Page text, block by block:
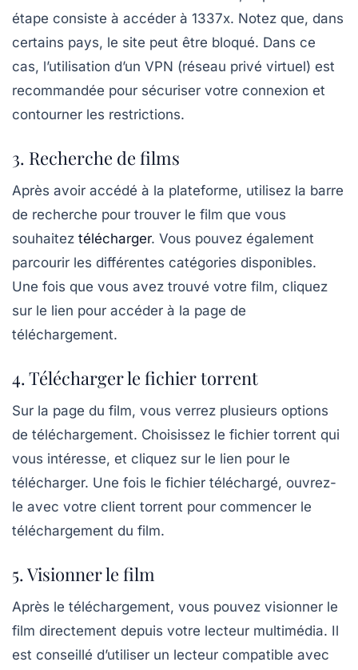
étape consiste à accéder à 1337x. Notez que, dans
certains pays, le site peut être bloqué. Dans ce
cas, l’utilisation d’un VPN (réseau privé virtuel) est
recommandée pour sécuriser votre connexion et
contourner les restrictions.
3. Recherche de films
Après avoir accédé à la plateforme, utilisez la barre
de recherche pour trouver le film que vous
souhaitez télécharger. Vous pouvez également
parcourir les différentes catégories disponibles.
Une fois que vous avez trouvé votre film, cliquez
sur le lien pour accéder à la page de
téléchargement.
4. Télécharger le fichier torrent
Sur la page du film, vous verrez plusieurs options
de téléchargement. Choisissez le fichier torrent qui
vous intéresse, et cliquez sur le lien pour le
télécharger. Une fois le fichier téléchargé, ouvrez-
le avec votre client torrent pour commencer le
téléchargement du film.
5. Visionner le film
Après le téléchargement, vous pouvez visionner le
film directement depuis votre lecteur multimédia. Il
est conseillé d’utiliser un lecteur compatible avec